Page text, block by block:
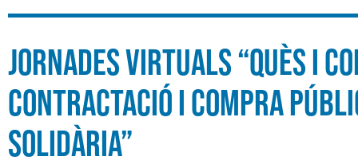
Jornades virtuals “QUÈs i
Contractació i Compra
Solidària”